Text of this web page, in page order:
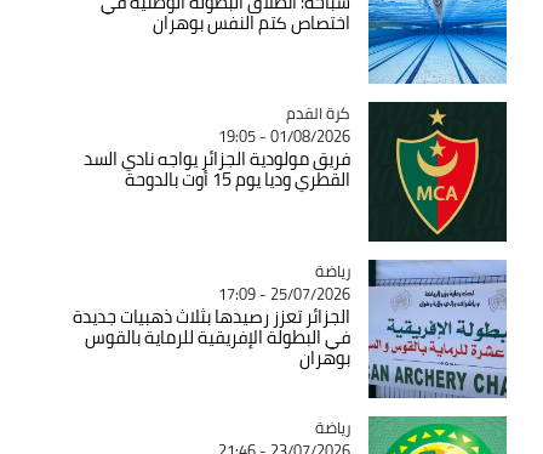
اختصاص كتم النفس بوهران
Catégorie
كرة القدم
01/08/2026 - 19:05
فريق مولودية الجزائر يواجه نادي السد
القطري وديا يوم 15 أوت بالدوحة
Catégorie
رياضة
25/07/2026 - 17:09
الجزائر تعزز رصيدها بثلاث ذهبيات جديدة
في البطولة الإفريقية للرماية بالقوس
بوهران
Catégorie
رياضة